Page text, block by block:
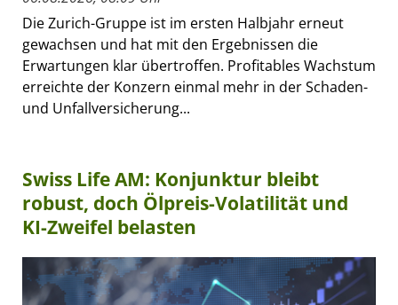
Die Zurich-Gruppe ist im ersten Halbjahr erneut
gewachsen und hat mit den Ergebnissen die
Erwartungen klar übertroffen. Profitables Wachstum
erreichte der Konzern einmal mehr in der Schaden-
und Unfallversicherung...
Swiss Life AM: Konjunktur bleibt
robust, doch Ölpreis-Volatilität und
KI-Zweifel belasten